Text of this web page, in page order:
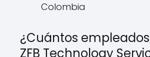
Colombia
¿Cuántos
ZFB Technology